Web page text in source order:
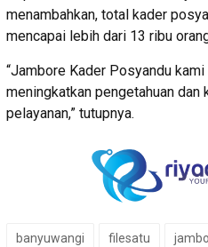
menambahkan, total kader
mencapai lebih dari 13 ribu
“Jambore Kader Posyandu
meningkatkan pengetahuan
pelayanan,” tutupnya.
banyuwangi filesatu